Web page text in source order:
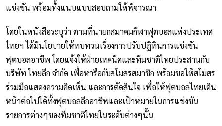
แข่งขัน พร้อมทั้งแนบแบบสอบถามให้พิจารณา
โดยในหนังสือระบุว่า ตามที่นายกสมาคมกีฬาฟุตบอลแห่งประเทศ
ไทยฯ ได้มีนโยบายให้ทบทวนเรื่องการปรับปฏิทินการแข่งขัน
ฟุตบอลอาชีพ โดยแจ้งให้ฝ่ายเทคนิคและทีมชาติไทยประสานกับ
บริษัท ไทยลีก จำกัด เพื่อหารือกับสโมสรสมาชิก พร้อมขอให้สโมสร
ร่วมมือแสดงความคิดเห็น และการตัดสินใจ เพื่อให้ฟุตบอลไทยเดิน
หน้าต่อไปได้ทั้งฟุตบอลลีกอาชีพและเป้าหมายในการแข่งขัน
รายการต่างๆของทีมชาติไทยในระดับต่างๆนั้น